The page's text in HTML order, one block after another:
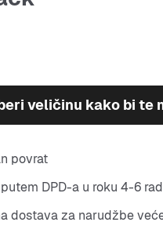
veličinu kako bi te
povrat
DPD-a u roku 4-6
dostava za narudžbe